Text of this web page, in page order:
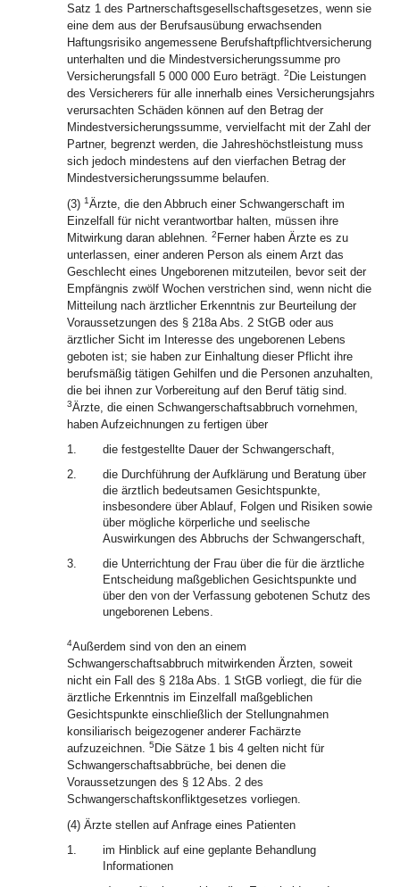
Satz 1 des Partnerschaftsgesellschaftsgesetzes, wenn sie
eine dem aus der Berufsausübung erwachsenden
Haftungsrisiko angemessene Berufshaftpflichtversicherung
unterhalten und die Mindestversicherungssumme pro
Versicherungsfall 5 000 000 Euro beträgt. 2 Die Leistungen
des Versicherers für alle innerhalb eines Versicherungsjahrs
verursachten Schäden können auf den Betrag der
Mindestversicherungssumme, vervielfacht mit der Zahl der
Partner, begrenzt werden, die Jahreshöchstleistung muss
sich jedoch mindestens auf den vierfachen Betrag der
Mindestversicherungssumme belaufen.
(3) 1Ärzte, die den Abbruch einer Schwangerschaft im
Einzelfall für nicht verantwortbar halten, müssen ihre
Mitwirkung daran ablehnen. 2 Ferner haben Ärzte es zu
unterlassen, einer anderen Person als einem Arzt das
Geschlecht eines Ungeborenen mitzuteilen, bevor seit der
Empfängnis zwölf Wochen verstrichen sind, wenn nicht die
Mitteilung nach ärztlicher Erkenntnis zur Beurteilung der
Voraussetzungen des § 218a Abs. 2 StGB oder aus
ärztlicher Sicht im Interesse des ungeborenen Lebens
geboten ist; sie haben zur Einhaltung dieser Pflicht ihre
berufsmäßig tätigen Gehilfen und die Personen anzuhalten,
die bei ihnen zur Vorbereitung auf den Beruf tätig sind.
3Ärzte, die einen Schwangerschaftsabbruch vornehmen,
haben Aufzeichnungen zu fertigen über
1.
die festgestellte Dauer der Schwangerschaft,
2.
die Durchführung der Aufklärung und Beratung über
die ärztlich bedeutsamen Gesichtspunkte,
insbesondere über Ablauf, Folgen und Risiken sowie
über mögliche körperliche und seelische
Auswirkungen des Abbruchs der Schwangerschaft,
3.
die Unterrichtung der Frau über die für die ärztliche
Entscheidung maßgeblichen Gesichtspunkte und
über den von der Verfassung gebotenen Schutz des
ungeborenen Lebens.
4Außerdem sind von den an einem
Schwangerschaftsabbruch mitwirkenden Ärzten, soweit
nicht ein Fall des § 218a Abs. 1 StGB vorliegt, die für die
ärztliche Erkenntnis im Einzelfall maßgeblichen
Gesichtspunkte einschließlich der Stellungnahmen
konsiliarisch beigezogener anderer Fachärzte
aufzuzeichnen. 5 Die Sätze 1 bis 4 gelten nicht für
Schwangerschaftsabbrüche, bei denen die
Voraussetzungen des § 12 Abs. 2 des
Schwangerschaftskonfliktgesetzes vorliegen.
(4) Ärzte stellen auf Anfrage eines Patienten
1.
im Hinblick auf eine geplante Behandlung
Informationen